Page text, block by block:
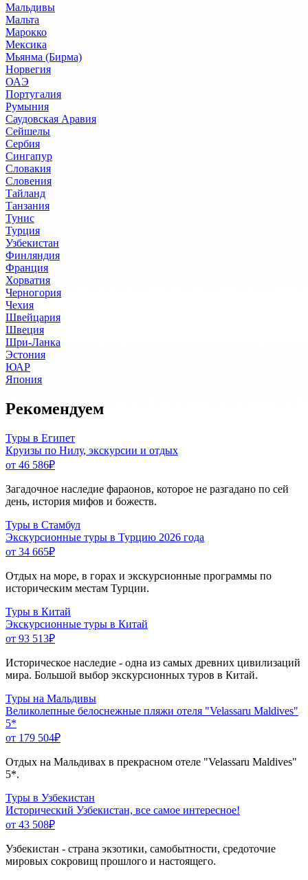
Мальдивы
Мальта
Марокко
Мексика
Мьянма (Бирма)
Норвегия
ОАЭ
Португалия
Румыния
Саудовская Аравия
Сейшелы
Сербия
Сингапур
Словакия
Словения
Тайланд
Танзания
Тунис
Турция
Узбекистан
Финляндия
Франция
Хорватия
Черногория
Чехия
Швейцария
Швеция
Шри-Ланка
Эстония
ЮАР
Япония
Рекомендуем
Туры в Египет
Круизы по Нилу, экскурсии и отдых
от 46 586₽
Загадочное наследие фараонов, которое не разгадано по сей
день, история мифов и божеств.
Туры в Стамбул
Экскурсионные туры в Турцию 2026 года
от 34 665₽
Отдых на море, в горах и экскурсионные программы по
историческим местам Турции.
Туры в Китай
Экскурсионные туры в Китай
от 93 513₽
Историческое наследие - одна из самых древних цивилизаций
мира. Большой выбор экскурсионных туров в Китай.
Туры на Мальдивы
Великолепные белоснежные пляжи отеля "Velassaru Maldives"
5*
от 179 504₽
Отдых на Мальдивах в прекрасном отеле "Velassaru Maldives"
5*.
Туры в Узбекистан
Исторический Узбекистан, все самое интересное!
от 43 508₽
Узбекистан - страна экзотики, самобытности, средоточие
мировых сокровищ прошлого и настоящего.